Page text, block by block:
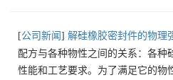
[公司新闻 ] 解硅橡胶密封件的物理
配方与各种物性之间的关系：各种
性能和工艺要求。为了满足它的物